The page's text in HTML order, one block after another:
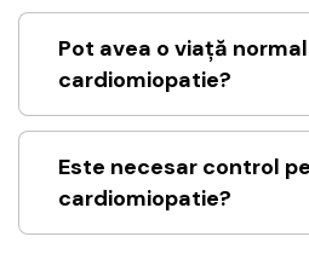
Pot avea o viață
cardiomiopatie?
Este necesar control
cardiomiopatie?